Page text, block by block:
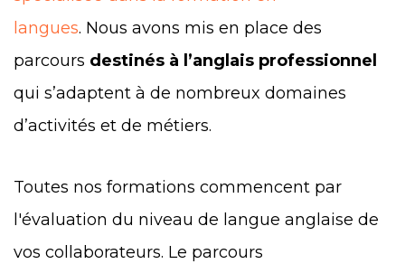
langues. Nous avons mis en place des
parcours destinés à l’anglais professionnel
qui s’adaptent à de nombreux domaines
d’activités et de métiers.
Toutes nos formations commencent par
l'évaluation du niveau de langue anglaise de
vos collaborateurs. Le parcours